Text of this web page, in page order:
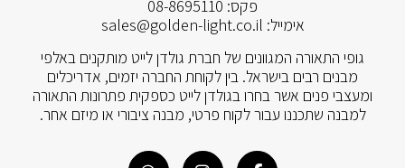
פקס: 08-8695110
אימייל: sales@golden-light.co.il
גופי התאורה המגוונים של חברת גולדן לייט מותקנים באלפי
מבנים רבים בישראל. בין לקוחת החברה יזמים, אדריכלים
ומעצבי פנים אשר בחרו בגולדן לייט כספקית פתרונות התאורה
למבנה שתכננו עבור לקוח פרטי, מבנה ציבורי או מיזם אחר.